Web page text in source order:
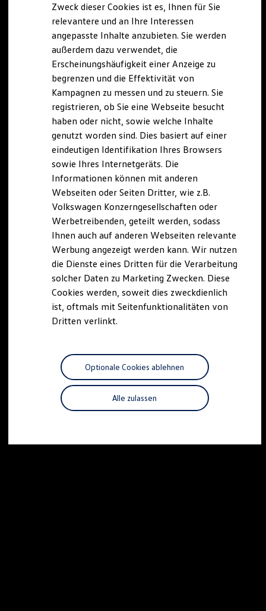
Kaufoptionen
E-Auto-Förderung
Software und Konnektivität
Die ID. Software 6
ID. Software Versionen und Updates
Digitale Extras
Schnittstellen zu Ihrem ID.
Hybridautos
Marke und Erlebnis
Volkswagen R und R Experience
R-Modelle
R Experience
Driving Experience
Volkswagen entdecken
Werkbesichtigung
Lifestyle Shop
T-Roc Kollektion
Golf Kollektion
ID. Kollektion
Volkswagen Kollektion
R-Kollektion
GTI Kollektion
Fußball Drop
we drive football
#wedriveproud
Besitzer und Service
Software Updates
Service und Ersatzteile
Motorenöl und Flüssigkeiten
Räder und Reifen
Pannen- und Unfallhilfe
Economy Service
Volkswagen Teile
Zubehör
Zweck dieser Cookies ist es, Ihnen für Sie
relevantere und an Ihre Interessen
angepasste Inhalte anzubieten. Sie werden
außerdem dazu verwendet, die
Erscheinungshäufigkeit einer Anzeige zu
begrenzen und die Effektivität von
Kampagnen zu messen und zu steuern. Sie
registrieren, ob Sie eine Webseite besucht
haben oder nicht, sowie welche Inhalte
genutzt worden sind. Dies basiert auf einer
eindeutigen Identifikation Ihres Browsers
sowie Ihres Internetgeräts. Die
Informationen können mit anderen
Webseiten oder Seiten Dritter, wie z.B.
Volkswagen Konzerngesellschaften oder
Werbetreibenden, geteilt werden, sodass
Ihnen auch auf anderen Webseiten relevante
Werbung angezeigt werden kann. Wir nutzen
die Dienste eines Dritten für die Verarbeitung
solcher Daten zu Marketing Zwecken. Diese
Cookies werden, soweit dies zweckdienlich
ist, oftmals mit Seitenfunktionalitäten von
Dritten verlinkt.
Alle zulassen
Optionale Cookies ablehnen